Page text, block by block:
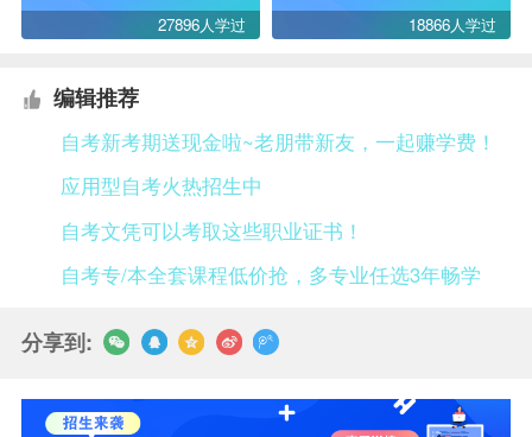
27896人学过 18866人学过
编辑推荐
自考新考期送现金啦~老朋带新友，一起赚学费！
应用型自考火热招生中
自考文凭可以考取这些职业证书！
自考专/本全套课程低价抢，多专业任选3年畅学
分享到: